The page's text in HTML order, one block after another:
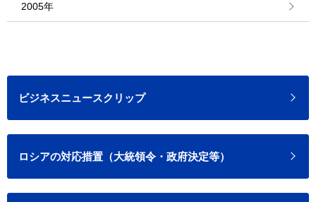
2005年
ビジネスニュースクリップ
ロシアの対応措置（大統領令・政府決定等）